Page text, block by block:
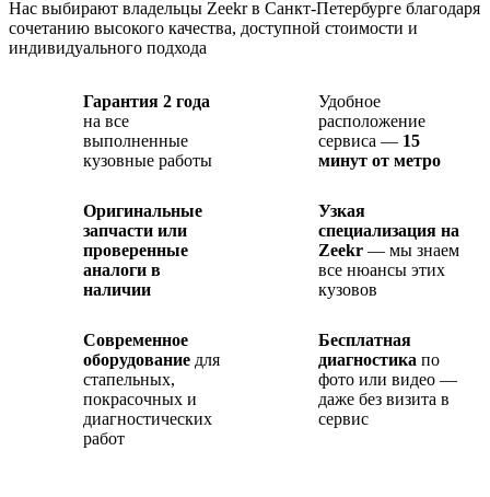
Нас выбирают владельцы Zeekr в Санкт-Петербурге благодаря
сочетанию высокого качества, доступной стоимости и
индивидуального подхода
Гарантия 2 года
на все
выполненные
кузовные работы
Удобное
расположение
сервиса — 15
минут от метро
Оригинальные
запчасти или
проверенные
аналоги в
наличии
Узкая
специализация на
Zeekr — мы знаем
все нюансы этих
кузовов
Современное
оборудование для
стапельных,
покрасочных и
диагностических
работ
Бесплатная
диагностика по
фото или видео —
даже без визита в
сервис